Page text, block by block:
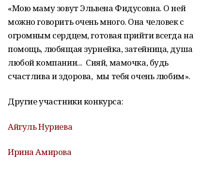
«Мою маму зовут Эльвена Фидусовна. О ней
можно говорить очень много. Она человек с
огромным сердцем, готовая прийти всегда на
помощь, любящая зурнейка, затейница, душа
любой компании... Сияй, мамочка, будь
счастлива и здорова, мы тебя очень любим».
Другие участники конкурса:
Айгуль Нуриева
Ирина Амирова